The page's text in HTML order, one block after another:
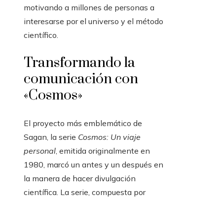
motivando a millones de personas a
interesarse por el universo y el método
científico.
Transformando la
comunicación con
«Cosmos»
El proyecto más emblemático de
Sagan, la serie Cosmos: Un viaje
personal, emitida originalmente en
1980, marcó un antes y un después en
la manera de hacer divulgación
científica. La serie, compuesta por